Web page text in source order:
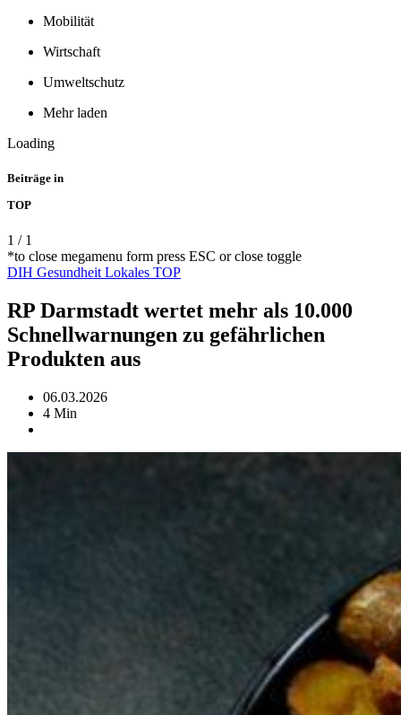
Mobilität
Wirtschaft
Umweltschutz
Mehr laden
Loading
Beiträge in
TOP
1 / 1
*to close megamenu form press ESC or close toggle
DIH Gesundheit Lokales TOP
RP Darmstadt wertet mehr als 10.000
Schnellwarnungen zu gefährlichen
Produkten aus
06.03.2026
4 Min